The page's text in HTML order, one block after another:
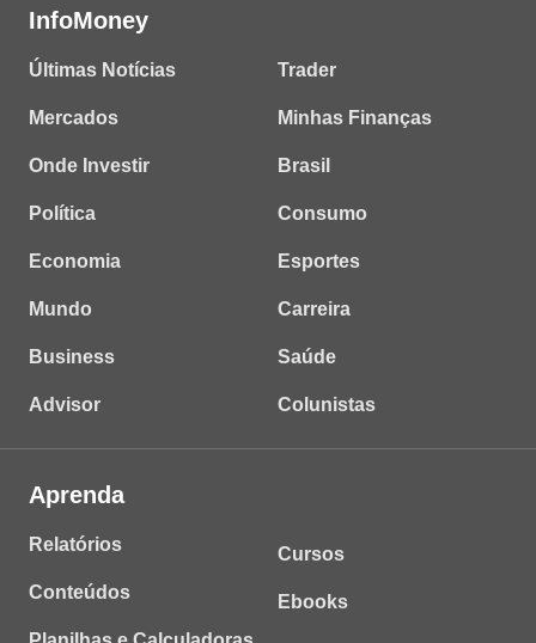
InfoMoney
Últimas Notícias
Mercados
Onde Investir
Política
Economia
Mundo
Business
Advisor
Trader
Minhas Finanças
Brasil
Consumo
Esportes
Carreira
Saúde
Colunistas
Aprenda
Relatórios
Conteúdos
Cursos
Ebooks